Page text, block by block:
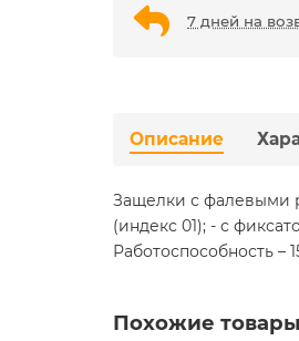
7 дней на
Описание
Защелки с фалевыми
(индекс 01); - с
Работоспособность –
Похожие товары